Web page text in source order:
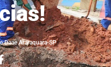
Daae Araraquara-SP